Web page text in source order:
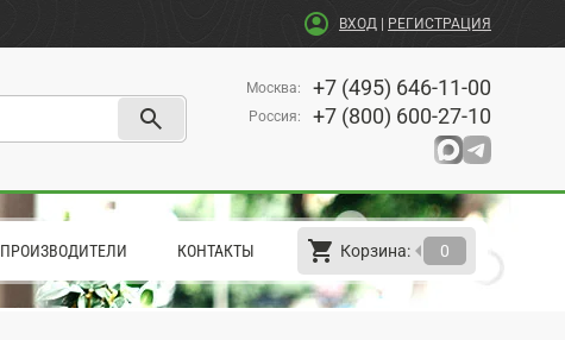
account_circle ВХОД РЕГИСТРАЦИЯ
search
Москва: +7 (495) 646-11-00
Россия: +7 (800) 600-27-10
ПРОИЗВОДИТЕЛИ КОНТАКТЫ shopping_cart Корзина: 0
arrow_left